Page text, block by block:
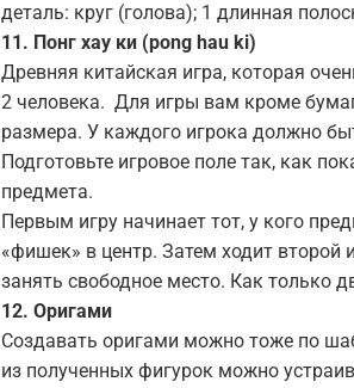
деталь: круг (голова); 1 длинная
11. Понг хау ки (pong hau ki)
Древняя китайская игра, которая
2 человека. Для игры вам кроме
размера. У каждого игрока должно
Подготовьте игровое поле так, как
предмета.
Первым игру начинает тот, у кого
«фишек» в центр. Затем ходит
занять свободное место. Как только
12. Оригами
Создавать оригами можно тоже по
из полученных фигурок можно